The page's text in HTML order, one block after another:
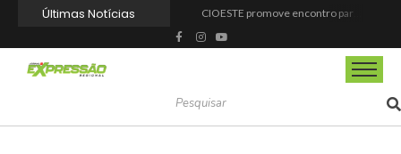
Últimas Notícias
Ferrari F355 do Anderson Dick é a mais nova atração do Parque Dream Car de São Roque (SP)
Fundação de Barueri amplia política de inclusão e lança novo projeto educacional
Projeto “O Samba da Casa 26” chega a Itapevi para valorizar a música autoral e fortalecer a cultura local